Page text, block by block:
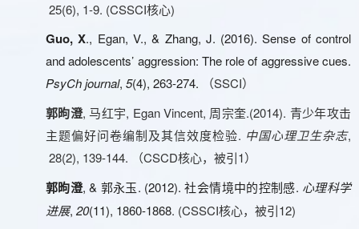
25(6), 1-9. (CSSCI核心)
Guo, X., Egan, V., & Zhang, J. (2016). Sense of control
and adolescents’ aggression: The role of aggressive cues.
PsyCh journal, 5(4), 263-274. （SSCI）
郭昫澄, 马红宇, Egan Vincent, 周宗奎.(2014). 青少年攻击
主题偏好问卷编制及其信效度检验. 中国心理卫生杂志,
28(2), 139-144.
（CSCD核心，被引1）
郭昫澄, & 郭永玉. (2012). 社会情境中的控制感. 心理科学
进展, 20(11), 1860-1868. (CSSCI核心，被引12)